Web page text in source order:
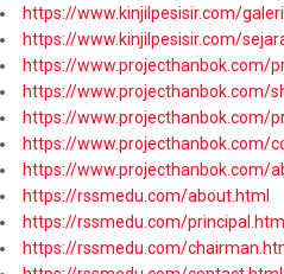
https://www.kinjilpesisir.com/
https://www.kinjilpesisir.com/
https://www.projecthanbok.com/
https://www.projecthanbok.com/
https://www.projecthanbok.com/
https://www.projecthanbok.com/
https://www.projecthanbok.com/
https://rssmedu.com/about.html
https://rssmedu.com/principal.html
https://rssmedu.com/